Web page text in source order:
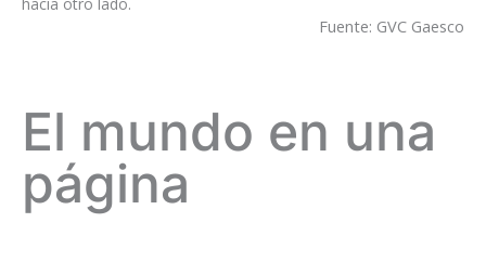
Fuente: GVC Gaesco
El mundo en una
página